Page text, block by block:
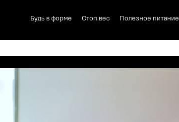
Будь в форме Стоп вес Полезное питание